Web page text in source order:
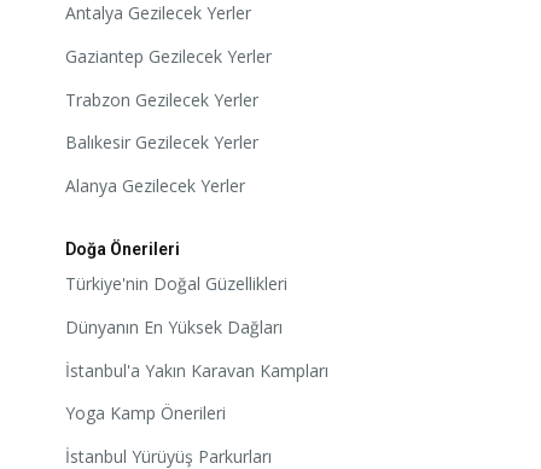
Antalya Gezilecek Yerler
Gaziantep Gezilecek Yerler
Trabzon Gezilecek Yerler
Balıkesir Gezilecek Yerler
Alanya Gezilecek Yerler
Doğa Önerileri
Türkiye'nin Doğal Güzellikleri
Dünyanın En Yüksek Dağları
İstanbul'a Yakın Karavan Kampları
Yoga Kamp Önerileri
İstanbul Yürüyüş Parkurları